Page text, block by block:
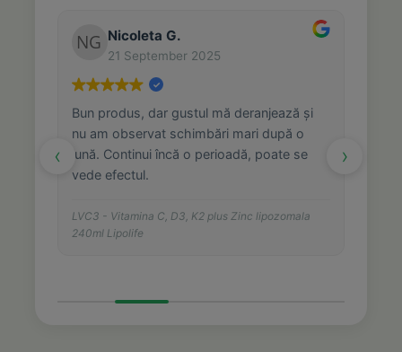
‹ ›
Nicoleta G.
21 September 2025
Bun produs, dar gustul mă deranjează și
nu am observat schimbări mari după o
lună. Continui încă o perioadă, poate se
vede efectul.
LVC3 - Vitamina C, D3, K2 plus Zinc lipozomala
240ml Lipolife